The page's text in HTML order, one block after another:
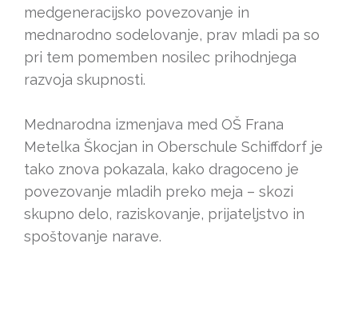
medgeneracijsko povezovanje in
mednarodno sodelovanje, prav mladi pa so
pri tem pomemben nosilec prihodnjega
razvoja skupnosti.
Mednarodna izmenjava med OŠ Frana
Metelka Škocjan in Oberschule Schiffdorf je
tako znova pokazala, kako dragoceno je
povezovanje mladih preko meja – skozi
skupno delo, raziskovanje, prijateljstvo in
spoštovanje narave.